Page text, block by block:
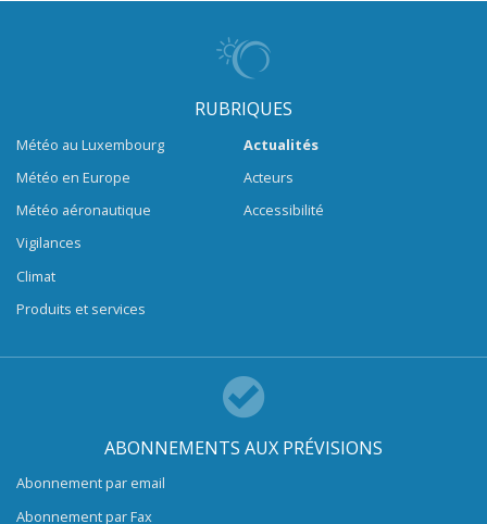
RUBRIQUES
Météo au Luxembourg
Météo en Europe
Météo aéronautique
Vigilances
Climat
Produits et services
Actualités
Acteurs
Accessibilité
ABONNEMENTS AUX PRÉVISIONS
Abonnement par email
Abonnement par Fax